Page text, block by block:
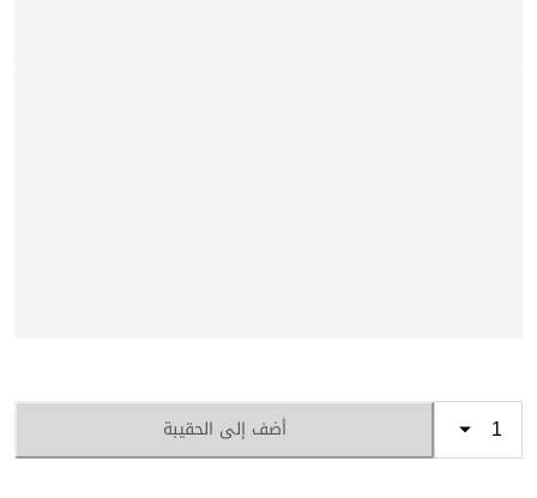
أضف إلى الحقيبة